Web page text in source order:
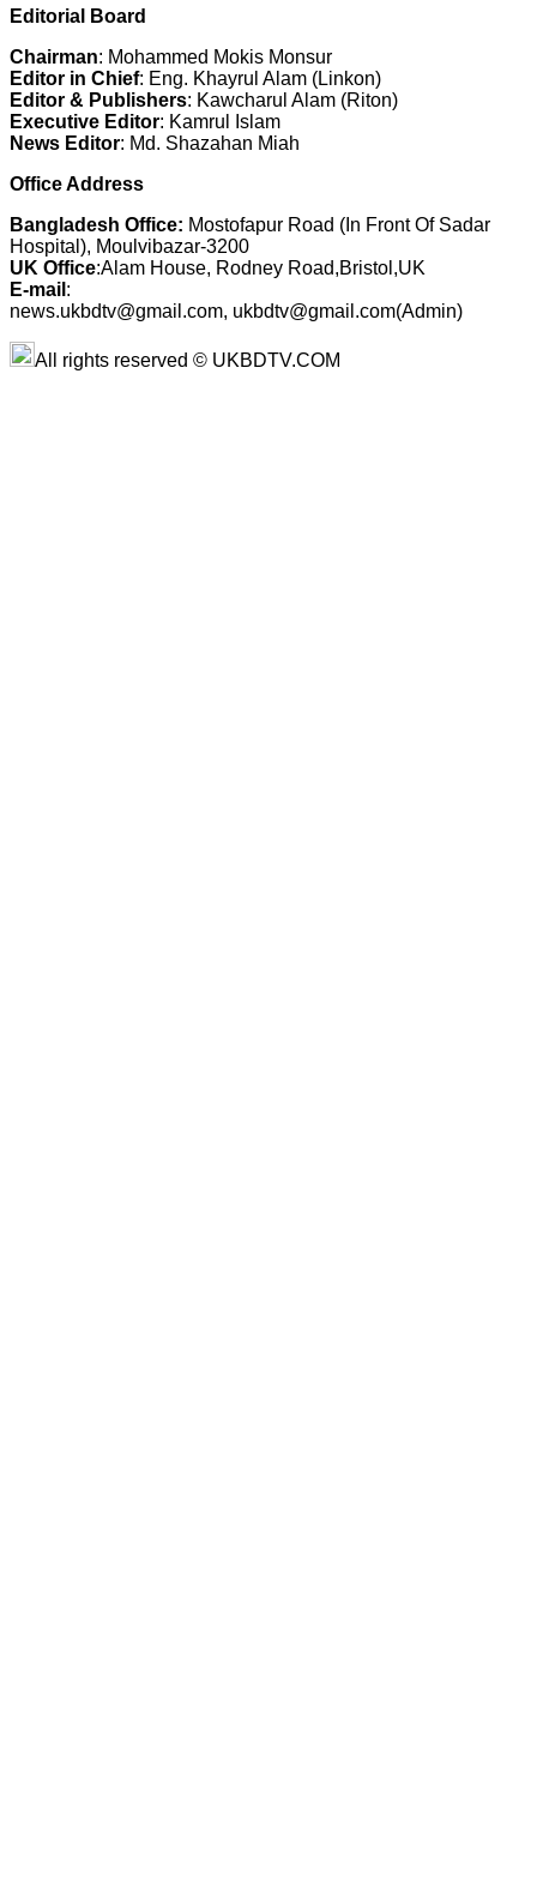
Editorial Board
Chairman: Mohammed Mokis Monsur
Editor in Chief: Eng. Khayrul Alam (Linkon)
Editor & Publishers: Kawcharul Alam (Riton)
Executive Editor: Kamrul Islam
News Editor: Md. Shazahan Miah
Office Address
Bangladesh Office: Mostofapur Road (In Front Of Sadar
Hospital), Moulvibazar-3200
UK Office:Alam House, Rodney Road,Bristol,UK
E-mail :
news.ukbdtv@gmail.com, ukbdtv@gmail.com(Admin)
All rights reserved © UKBDTV.COM